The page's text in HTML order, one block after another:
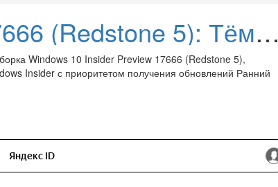
Windows 10 build 17666 (Redstone 5): Тёмная тема для Проводника Windows, история буфера обмена
Windows 10 Insider Preview 17666 (Redstone 5),
Insider с приоритетом получения обновлений Ранний